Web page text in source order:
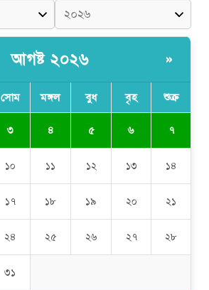
আগষ্ট ২০২৬ »
সোম মঙ্গল বুধ বৃহ শুক্র
৩ ৪ ৫ ৬ ৭
১০ ১১ ১২ ১৩ ১৪
১৭ ১৮ ১৯ ২০ ২১
২৪ ২৫ ২৬ ২৭ ২৮
৩১